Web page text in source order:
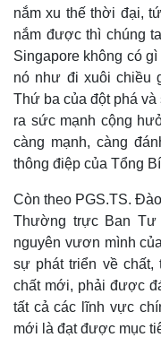
nắm xu thế thời đại,
nắm được thì chúng
Singapore không có
nó như đi xuôi chiều
Thứ ba của đột phá
ra sức mạnh cộng
càng mạnh, càng
thông điệp của Tổng
Còn theo PGS.TS.
Thường trực Ban
nguyên vươn mình
sự phát triển về
chất mới, phải được
tất cả các lĩnh vực
mới là đạt được mục